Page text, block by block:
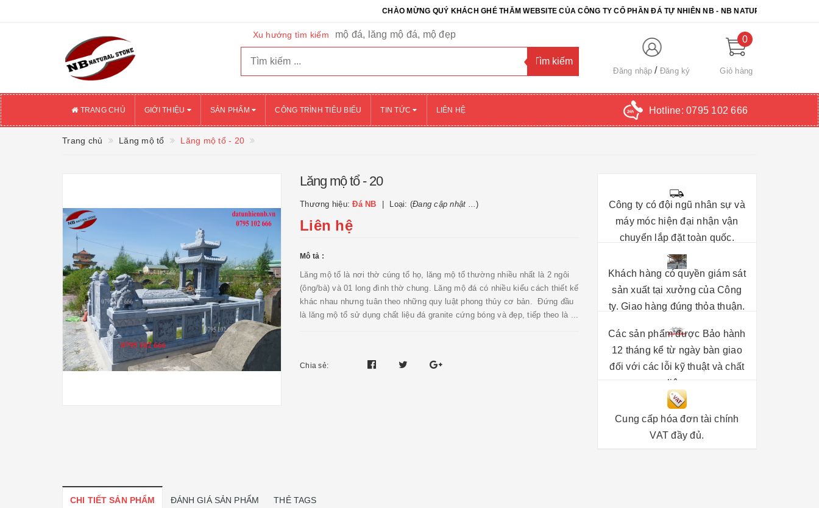
CHÀO MỪNG QUÝ KHÁCH GHÉ THĂM WEBSITE CỦA CÔNG TY CỔ PHẦN ĐÁ TỰ NHIÊN NB - NB NATURAL STONE. CHÚC
Xu hướng tìm kiếm mộ đá, lăng mộ đá, mộ đẹp
Đăng nhập Đăng ký
0
Giỏ hàng
TRANG CHỦ GIỚI THIỆU SẢN PHẨM CÔNG TRÌNH TIÊU BIỂU TIN TỨC LIÊN HỆ Hotline: 0795 102 666
Trang chủ Lăng mộ tổ Lăng mộ tổ - 20
Lăng mộ tổ - 20
Thương hiệu:Đá NB Loại: (Đang cập nhật ...)
Liên hệ
Mô tả :
Lăng mộ tổ là nơi thờ cúng tổ họ, lăng mộ tổ thường nhiều nhất là 2 ngôi
(ông/bà) và 01 long đình thờ chung. Lăng mộ đá có nhiều kiểu cách thiết kế
khác nhau nhưng tuân theo những quy luật phong thủy cơ bản. Đứng đầu
là lăng mộ tổ sử dụng chất liệu đá granite cứng bóng và đẹp, tiếp theo là ...
Chia sẻ:
Công ty có đội ngũ nhân sự và
máy móc hiện đại nhận vận
chuyển lắp đặt toàn quốc.
Khách hàng có quyền giám sát
sản xuất tại xưởng của Công
ty. Giao hàng đúng thỏa thuận.
Các sản phẩm được Bảo hành
12 tháng kể từ ngày bàn giao
đối với các lỗi kỹ thuật và chất
liệu.
Cung cấp hóa đơn tài chính
VAT đầy đủ.
CHI TIẾT SẢN PHẨM ĐÁNH GIÁ SẢN PHẨM THẺ TAGS